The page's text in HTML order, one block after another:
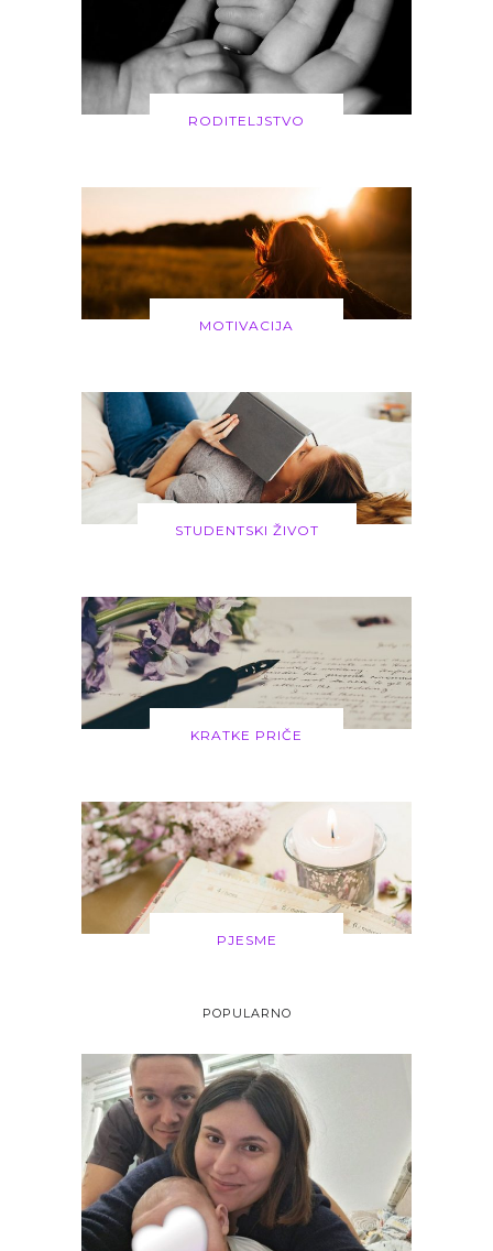
RODITELJSTVO
MOTIVACIJA
STUDENTSKI ŽIVOT
KRATKE PRIČE
PJESME
POPULARNO